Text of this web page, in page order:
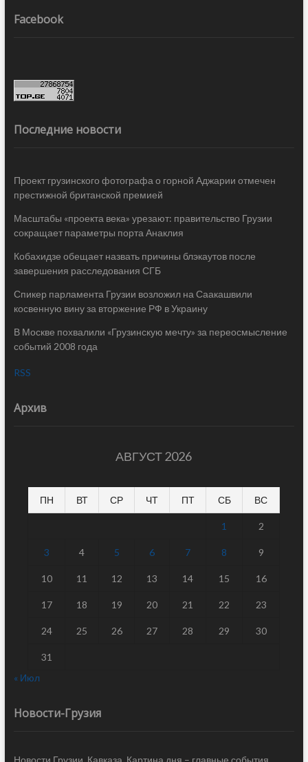
Facebook
Последние новости
Проект грузинского фотографа о горной Аджарии отмечен
престижной британской премией
Масштабы «проекта века» урезают: правительство Грузии
сокращает параметры порта Анаклия
Кобахидзе обещает назвать причины блэкаутов после
завершения расследования СГБ
Спикер парламента Грузии возложил на Саакашвили
косвенную вину за вторжение РФ в Украину
В Москве похвалили «Грузинскую мечту» за переосмысление
событий 2008 года
RSS
Архив
АВГУСТ 2026
ПН ВТ СР ЧТ ПТ СБ ВС
1 2
3 4 5 6 7 8 9
10 11 12 13 14 15 16
17 18 19 20 21 22 23
24 25 26 27 28 29 30
31
« Июл
Новости-Грузия
Новости Грузии, Кавказа. Картина дня – главные события,